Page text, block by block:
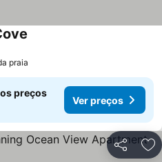
praia
preços
Ver preços
Partilhar